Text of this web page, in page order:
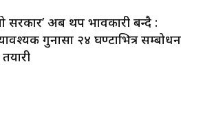
सरकार’ अब थप प्रभावकारी बन्दै :
गुनासा २४ घण्टाभित्र सम्बोधन
तयारी